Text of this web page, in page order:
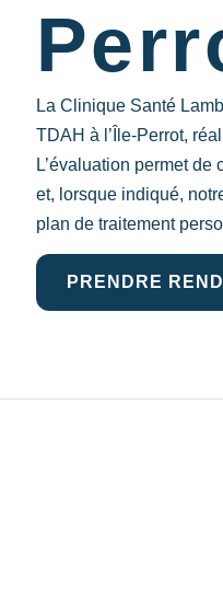
La Clinique Santé
TDAH à l’Île-Perrot,
L’évaluation permet de
et, lorsque indiqué,
plan de traitement
PRENDRE